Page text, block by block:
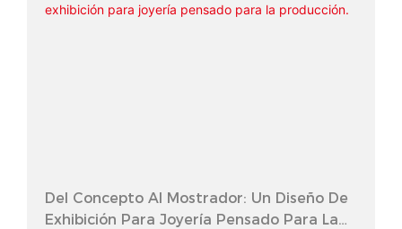
Del Concepto Al Mostrador: Un Diseño De
Exhibición Para Joyería Pensado Para La